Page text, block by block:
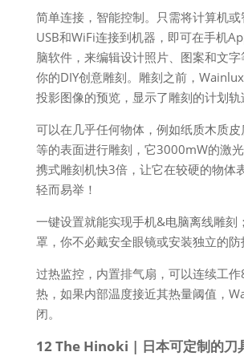
简单连接，智能控制。只需将计算机
USB和WiFi连接到机器，即可在手机
脑软件，来编辑设计照片、图案和文
你的DIY创意雕刻。雕刻之前，
投影图像的预览，显示了雕刻的计划轨
可以在几乎任何物体，例如纸质木质
等的表面进行雕刻，它3000mW的激
携式雕刻机快3倍，让它在较硬的物体
轻而易举！
一键设置就能实现手机&电脑离线雕刻
罩，你不必戴安全眼镜或安装独立的防
过热监控，内置排气扇，可以连续工
热，如果内部温度接近其热量阈值，
闭。
12 The Hinoki | 日本可定制的刀